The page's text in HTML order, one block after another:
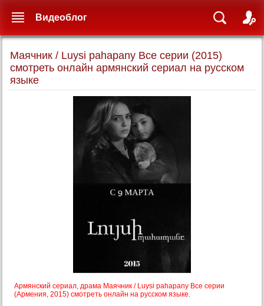
Маячник / Luysi pahapany Все серии (2015)
смотреть онлайн армянский сериал на русском
языке
Армянский сериал, драма Маячник / Luysi pahapany Все серии
(Армения, 2015) смотреть онлайн на русском языке.
Видеоблог